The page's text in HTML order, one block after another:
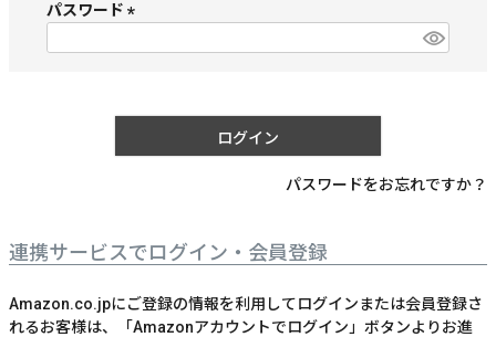
)
パスワード
ログイン
パスワードをお忘れですか？
連携サービスでログイン・会員登録
Amazon.co.jpにご登録の情報を利用してログインまたは会員登録さ
れるお客様は、「Amazonアカウントでログイン」ボタンよりお進